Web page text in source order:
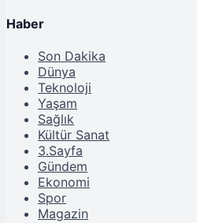
Haber
Son Dakika
Dünya
Teknoloji
Yaşam
Sağlık
Kültür Sanat
3.Sayfa
Gündem
Ekonomi
Spor
Magazin